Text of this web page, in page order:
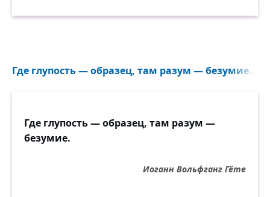
Где глупость — образец, там разум — безумие...
Где глупость — образец, там разум —
безумие.
Иоганн Вольфганг Гёте